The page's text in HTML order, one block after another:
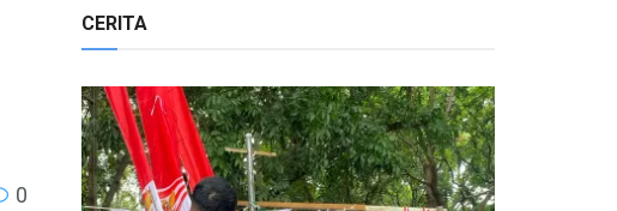
0
CERITA